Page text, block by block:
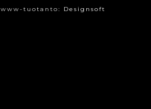
www-tuotanto: Designsoft